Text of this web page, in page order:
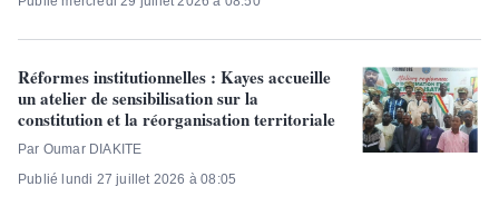
Réformes institutionnelles : Kayes accueille
un atelier de sensibilisation sur la
constitution et la réorganisation territoriale
Par Oumar DIAKITE
Publié lundi 27 juillet 2026 à 08:05